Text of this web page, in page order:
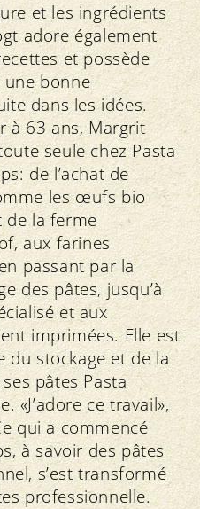
et les ingrédients
adore également
et possède
une bonne
dans les idées.
à 63 ans, Margrit
seule chez Pasta
de l’achat de
les œufs bio
de la ferme
aux farines
passant par la
des pâtes, jusqu’à
et aux
imprimées. Elle est
du stockage et de la
pâtes Pasta
«J’adore ce travail»,
qui a commencé
à savoir des pâtes
s’est transformé
professionnelle.